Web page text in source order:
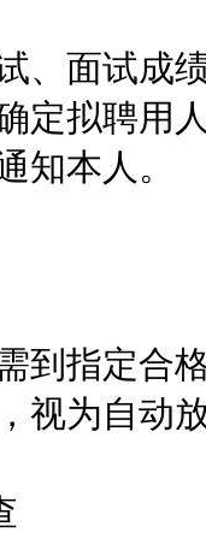
面试成绩
定拟聘用
知本人。
指定合格
视为自动